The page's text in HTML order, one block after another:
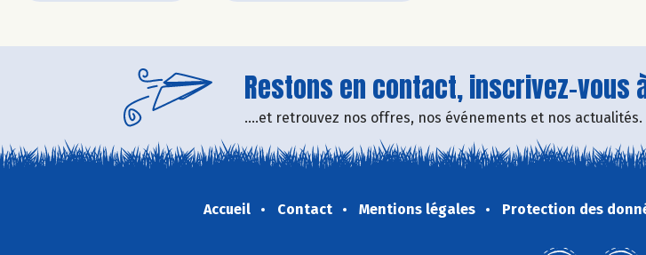
Restons en contact, inscrivez-vous
....et retrouvez nos offres, nos événements et nos actualités.
Accueil Contact Mentions légales Protection des